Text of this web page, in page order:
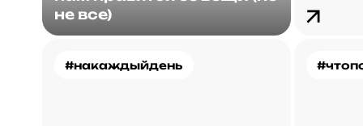
не все)
#накаждыйдень